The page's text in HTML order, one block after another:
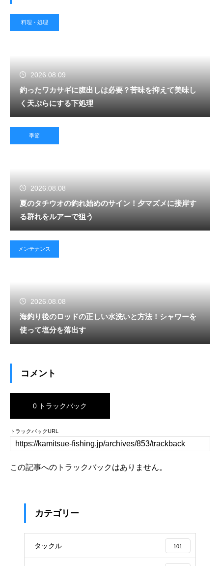
料理・処理
2026.08.09
釣ったワカサギに腹出しは必要？苦味を抑えて美味し
く天ぷらにする下処理
季節
2026.08.08
夏のタチウオの釣れ始めのサイン！夕マズメに接岸す
る群れをルアーで狙う
メンテナンス
2026.08.08
海釣り後のロッドの正しい水洗いと方法！シャワーを
使って塩分を落出す
コメント
0 トラックバック
トラックバックURL
この記事へのトラックバックはありません。
カテゴリー
タックル 101